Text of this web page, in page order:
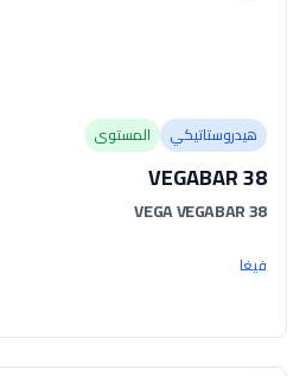
هيدروستاتيكي المستوى
VEGABAR 38
VEGA VEGABAR 38
فيغا